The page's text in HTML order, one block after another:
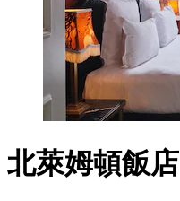
北萊姆頓飯店